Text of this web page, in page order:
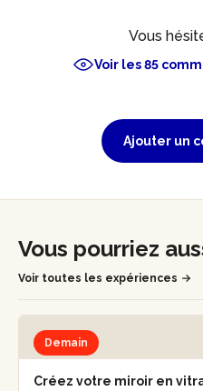
Vous
Voir les 85
Ajouter un
Vous pourriez
Voir toutes les expériences
Demain
Créez votre miroir en